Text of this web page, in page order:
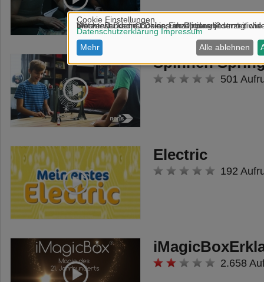
Spinnen
501
Electric
192
2.658